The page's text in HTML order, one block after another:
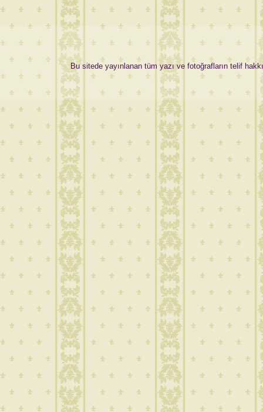
Bu sitede yayınlanan tüm yazı ve fotoğrafların telif